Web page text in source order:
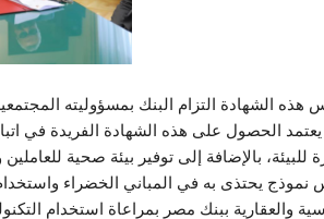
هذه الشهادة التزام البنك بمسؤوليته
الحصول على هذه الشهادة الفريدة في
للبيئة، بالإضافة إلى توفير بيئة صحية
يحتذى به في المباني الخضراء واستخدام
والعقارية ببنك مصر بمراعاة استخدام